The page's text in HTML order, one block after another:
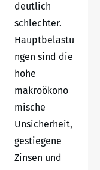
deutlich
schlechter.
Hauptbelastu
ngen sind die
hohe
makroökono
mische
Unsicherheit,
gestiegene
Zinsen und